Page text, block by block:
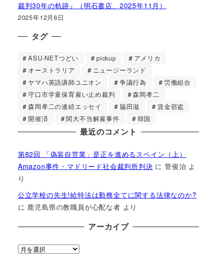
裁判30年の軌跡』（明石書店、2025年11月）
2025年12月6日
タグ
ASU-NETつどい pickup
アメリカ
オーストラリア
ニュージーランド
ヤマハ英語講師ユニオン
争議行為
労働組合
守口市学童保育雇い止め裁判
森岡孝二
森岡孝二の連続エッセイ
脇田滋
賃金窃盗
開催済
関大不当解雇事件 韓国
最近のコメント
第82回 「偽装自営業」是正を進めるスペイン（上）
Amazon事件・マドリード社会裁判所判決 に菅俊治 よ
り
公立学校の先生!給特法は勤務全てに関する法律なのか?
に 鹿児島県の教職員が心配な者 より
アーカイブ
ア